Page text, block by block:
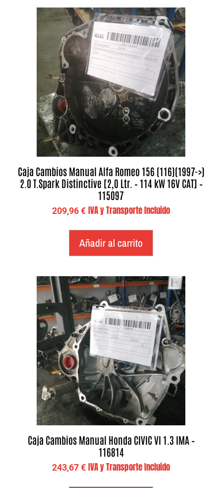
Caja Cambios Manual Alfa Romeo 156 (116)(1997->)
2.0 T.Spark Distinctive [2,0 Ltr. – 114 kW 16V CAT] –
115097
209,96€ IVA y Transporte Incluido
Añadir al carrito
Caja Cambios Manual Honda CIVIC VI 1.3 IMA –
116814
243,67€ IVA y Transporte Incluido